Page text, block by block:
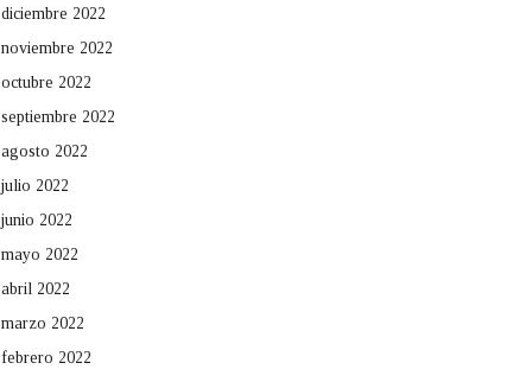
diciembre 2022
noviembre 2022
octubre 2022
septiembre 2022
agosto 2022
julio 2022
junio 2022
mayo 2022
abril 2022
marzo 2022
febrero 2022